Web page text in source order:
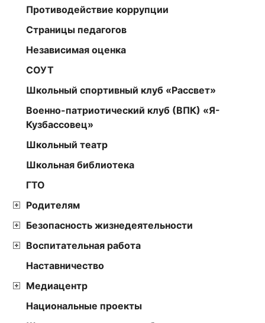
Противодействие коррупции
Страницы педагогов
Независимая оценка
СОУТ
Школьный спортивный клуб «Рассвет»
Военно-патриотический клуб (ВПК) «Я-
Кузбассовец»
Школьный театр
Школьная библиотека
ГТО
Родителям
Безопасность жизнедеятельности
Воспитательная работа
Наставничество
Медиацентр
Национальные проекты